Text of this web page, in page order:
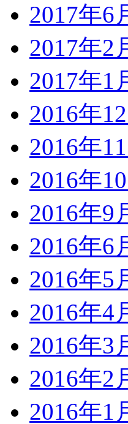
2017年6
2017年2
2017年1
2016年12
2016年11
2016年10
2016年9
2016年6
2016年5
2016年4
2016年3
2016年2
2016年1